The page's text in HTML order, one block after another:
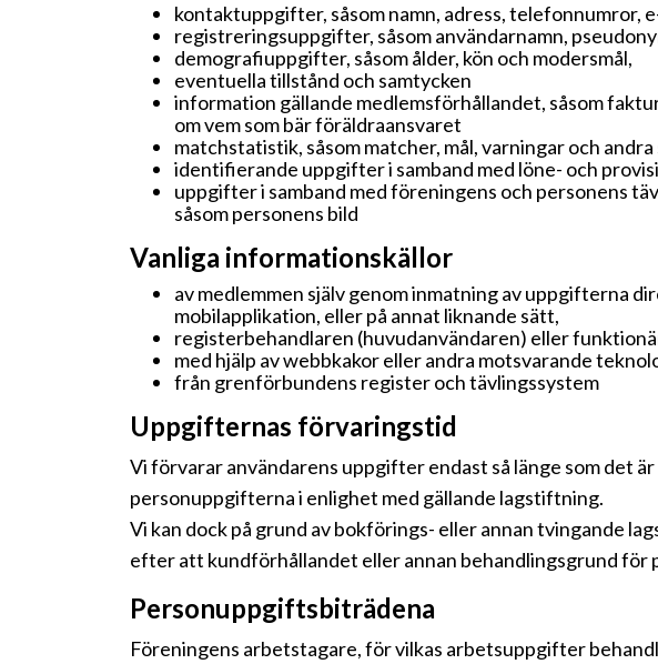
kontaktuppgifter, såsom namn, adress, telefonnumror,
registreringsuppgifter, såsom användarnamn,
demografiuppgifter, såsom ålder, kön och modersmål,
eventuella tillstånd och samtycken
information gällande medlemsförhållandet, såsom
om vem som bär föräldraansvaret
matchstatistik, såsom matcher, mål, varningar och
identifierande uppgifter i samband med löne- och
uppgifter i samband med föreningens och personens
såsom personens bild
Vanliga informationskällor
av medlemmen själv genom inmatning av uppgifterna
mobilapplikation, eller på annat liknande sätt,
registerbehandlaren (huvudanvändaren) eller
med hjälp av webbkakor eller andra motsvarande
från grenförbundens register och tävlingssystem
Uppgifternas förvaringstid
Vi förvarar användarens uppgifter endast så länge som det
personuppgifterna i enlighet med gällande lagstiftning.
Vi kan dock på grund av bokförings- eller annan tvingande
efter att kundförhållandet eller annan behandlingsgrund
Personuppgiftsbiträdena
Föreningens arbetstagare, för vilkas arbetsuppgifter